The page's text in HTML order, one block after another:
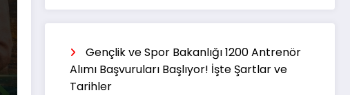
Gençlik ve Spor Bakanlığı 1200 Antrenör
Alımı Başvuruları Başlıyor! İşte Şartlar ve
Tarihler